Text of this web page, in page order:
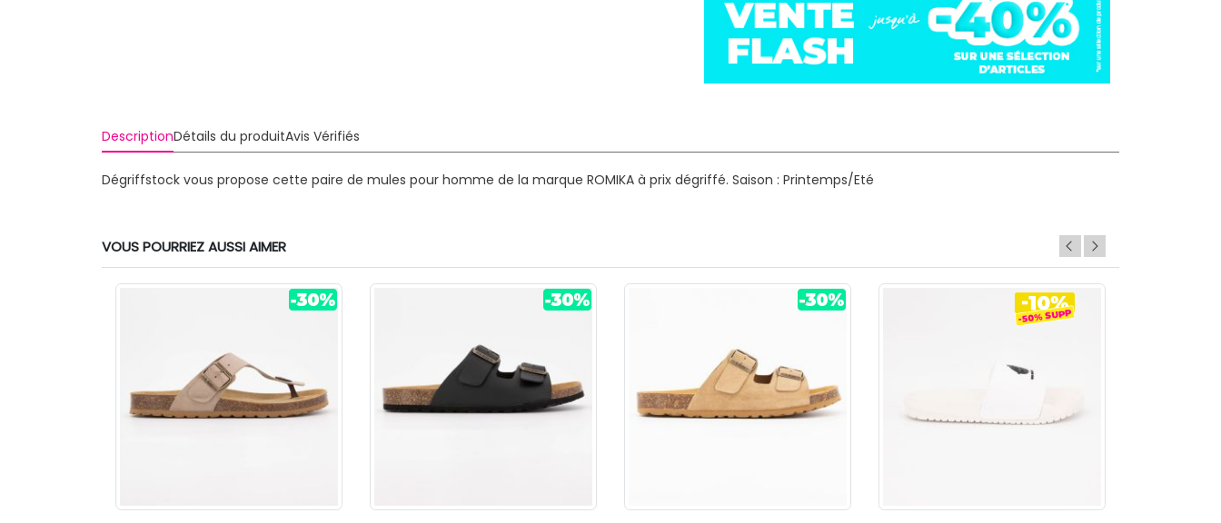
DescriptionDétails du produitAvis Vérifiés
Dégriffstock vous propose cette paire de mules pour homme de la marque ROMIKA à prix dégriffé. Saison : Printemps/Eté
VOUS POURRIEZ AUSSI AIMER